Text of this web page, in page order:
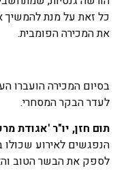
כל זאת על מנת להמשיך
את המכירה הפומבית.
בסיום המכירה הועברו
לעדר הבקר המסחרי.
תום חזן, יו"ר 'אגודת
הנפגשים לאירוע שכולו
לספק את הבשר הטוב